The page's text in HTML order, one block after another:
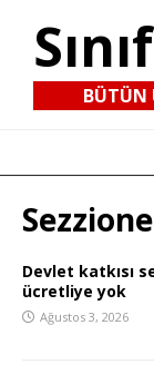
BÜTÜN
Devlet katkısı
ücretliye yok
Ağustos 3, 2026